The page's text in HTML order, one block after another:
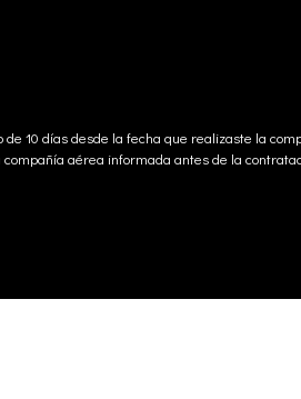
10 días desde la fecha que realizaste la
aérea informada antes de la